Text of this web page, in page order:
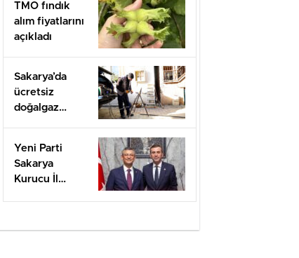
TMO fındık
alım fiyatlarını
açıkladı
Sakarya’da
ücretsiz
doğalgaz
başladı
Yeni Parti
Sakarya
Kurucu İl